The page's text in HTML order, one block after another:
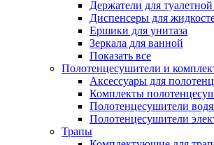
Держатели для
Диспенсеры для
Ершики для унитаза
Зеркала для ванной
Показать все
Полотенцесушители и
Аксессуары для
Комплекты
Полотенцесушители
Полотенцесушители
Трапы